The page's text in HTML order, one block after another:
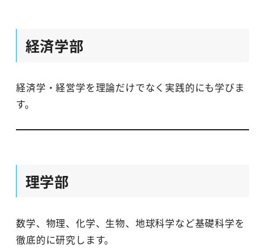
経済学部
経済学・経営学を理論だけでなく実践的にも学びま
す。
理学部
数学、物理、化学、生物、地球科学など基礎科学を
徹底的に研究します。